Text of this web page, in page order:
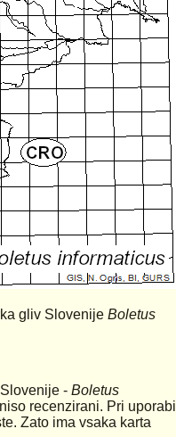
gliv Slovenije Boletus
- Boletus
recenzirani. Pri uporabi
Zato ima vsaka karta